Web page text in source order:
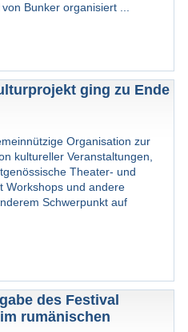
Bunker organisiert ...
ging zu Ende
Organisation zur
kultureller Veranstaltungen,
Theater- und
Workshops und andere
Schwerpunkt auf
des Festival
rumänischen